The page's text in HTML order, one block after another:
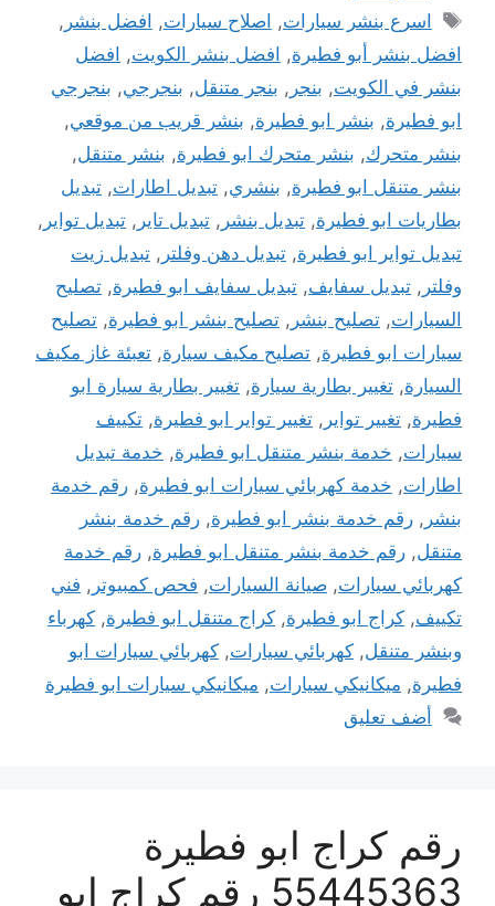
الوسوم
اسرع بنشر سيارات, اصلاح سيارات, افضل بنشر ,
افضل بنشر أبو فطيرة, افضل بنشر الكويت, افضل
بنشر في الكويت, بنجر , بنجر متنقل, بنجرجي, بنجرجي
ابو فطيرة, بنشر ابو فطيرة, بنشر قريب من موقعي,
بنشر متحرك, بنشر متحرك ابو فطيرة, بنشر متنقل,
بنشر متنقل ابو فطيرة, بنشري, تبديل اطارات, تبديل
بطاريات ابو فطيرة, تبديل بنشر , تبديل تاير , تبديل تواير ,
تبديل تواير ابو فطيرة, تبديل دهن وفلتر , تبديل زيت
وفلتر , تبديل سفايف, تبديل سفايف ابو فطيرة, تصليح
السيارات, تصليح بنشر , تصليح بنشر ابو فطيرة, تصليح
سيارات ابو فطيرة, تصليح مكيف سيارة, تعبئة غاز مكيف
السيارة, تغيير بطارية سيارة, تغيير بطارية سيارة ابو
فطيرة, تغيير تواير , تغيير تواير ابو فطيرة, تكييف
سيارات, خدمة بنشر متنقل ابو فطيرة, خدمة تبديل
اطارات, خدمة كهربائي سيارات ابو فطيرة, رقم خدمة
بنشر , رقم خدمة بنشر ابو فطيرة, رقم خدمة بنشر
متنقل, رقم خدمة بنشر متنقل ابو فطيرة, رقم خدمة
كهربائي سيارات, صيانة السيارات, فحص كمبيوتر , فني
تكييف, كراج ابو فطيرة, كراج متنقل ابو فطيرة, كهرباء
وبنشر متنقل, كهربائي سيارات, كهربائي سيارات ابو
فطيرة, ميكانيكي سيارات, ميكانيكي سيارات ابو فطيرة
أضف تعليق
رقم كراج ابو فطيرة
55445363 رقم كراج ابو